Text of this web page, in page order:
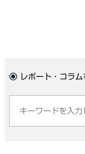
レポート・コラ